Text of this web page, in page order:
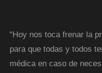
“Hoy nos toca frenar la
para que todas y todos
médica en caso de